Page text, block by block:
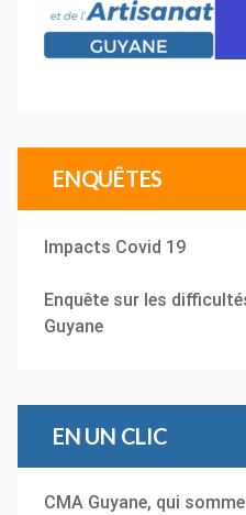
ENQUÊTES
Impacts Covid 19
Enquête sur les
Guyane
EN UN CLIC
CMA Guyane, qui